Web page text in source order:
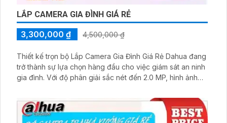
LẮP CAMERA GIA ĐÌNH GIÁ RẺ
3,300,000 ₫ 4,500,000 ₫
Thiết kế trọn bộ Lắp Camera Gia Đình Giá Rẻ Dahua đang
trở thành sự lựa chọn hàng đầu cho việc giám sát an ninh
gia đình. Với độ phân giải sắc nét đến 2.0 MP, hình ảnh
và chi tiết nhất. Dahua cung cấp một loạt các mẫu mã đa
dạng để phù hợp với nhu cầu của từng khách hàng